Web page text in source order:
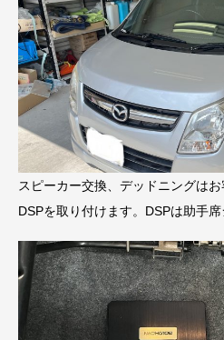
スピーカー交換、デッドニングは
DSPを取り付けます。DSPは助手